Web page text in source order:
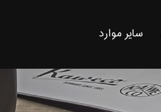
سایر موارد